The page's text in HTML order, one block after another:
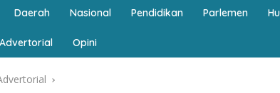
Daerah Nasional Pendidikan Parlemen
Advertorial Opini